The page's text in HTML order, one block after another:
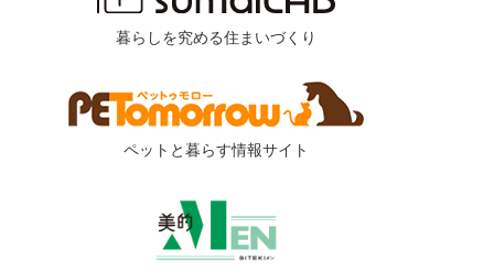
暮らしを究める住まいづくり
ペットと暮らす情報サイト